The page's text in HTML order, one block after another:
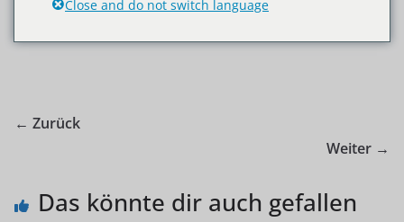
← Zurück
Weiter →
Das könnte dir auch gefallen
Close and do not switch language